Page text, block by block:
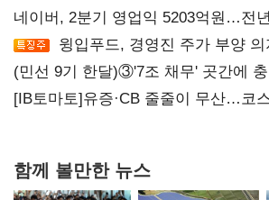
네이버, 2분기 영업익 5203억원…전
윙입푸드, 경영진 주가 부양
(민선 9기 한달)③'7조 채무' 곳간에
20년만에 '비상재정' 선언 승부수
[IB토마토]유증·CB 줄줄이 무산…코
함께 볼만한 뉴스